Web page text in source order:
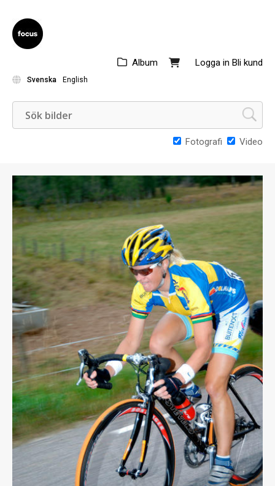
Logga in Bli kund
Album
Svenska English
Fotografi Video